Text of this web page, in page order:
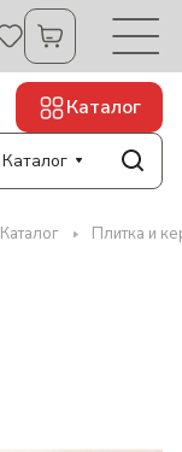
Каталог
Каталог
Каталог Плитка и